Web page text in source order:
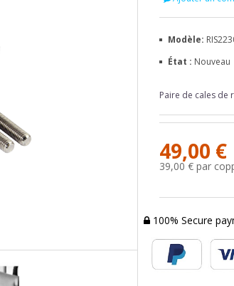
Modèle:
État : Nouveau
Paire de cales de
49,00 €
39,00 € par
100% Secure